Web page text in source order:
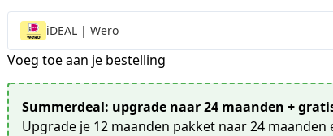
iDEAL | Wero
Voeg toe aan je bestelling
Summerdeal: upgrade naar 24 maanden +
Upgrade je 12 maanden pakket naar 24